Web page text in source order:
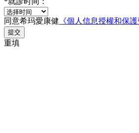
同意希玛愛康健 《個人信息授權和保護
提交
重填